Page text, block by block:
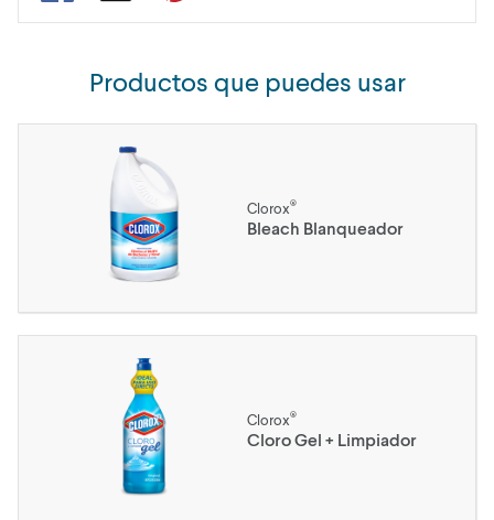
Productos que puedes usar
Clorox®
Bleach Blanqueador
Clorox®
Cloro Gel + Limpiador